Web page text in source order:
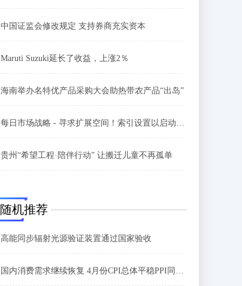
中国证监会修改规定 支持券商充实资本
Maruti Suzuki延长了收益，上涨2％
海南举办名特优产品采购大会助热带农产品“出岛”
每日市场战略 - 寻求扩展空间！索引设置以启动恢复
贵州“希望工程·陪伴行动” 让搬迁儿童不再孤单
随机推荐
高能同步辐射光源验证装置通过国家验收
国内消费需求继续恢复 4月份CPI总体平稳PPI同比涨幅扩大